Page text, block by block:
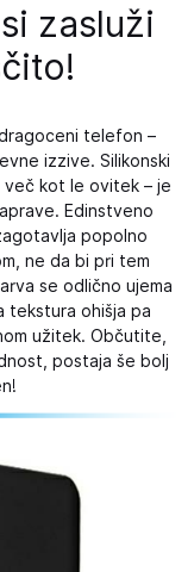
zasluži
telefon –
izzive. Silikonski
več kot le ovitek – je
Edinstveno
popolno
ne da bi pri tem
se odlično ujema
tekstura ohišja pa
užitek. Občutite,
postaja še bolj